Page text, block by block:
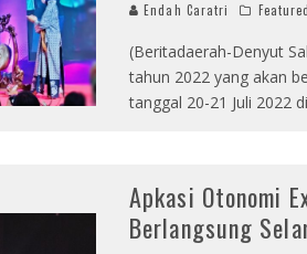
Endah Caratri Featured
(Beritadaerah-Denyut
tahun 2022 yang akan
tanggal 20-21 Juli 2022 di
Apkasi Otonomi
Berlangsung